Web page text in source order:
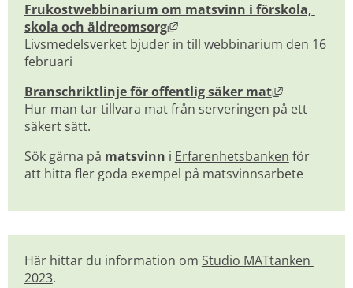
Frukostwebbinarium om matsvinn i förskola,
skola och äldreomsorg Länk till annan webbplats,
Livsmedelsverket bjuder in till webbinarium den 16
februari
Branschriktlinje för offentlig säker mat Länk till
Hur man tar tillvara mat från serveringen på ett
säkert sätt.
Sök gärna på matsvinn i Erfarenhetsbanken för
att hitta fler goda exempel på matsvinnsarbete
Här hittar du information om Studio MATtanken
2023.